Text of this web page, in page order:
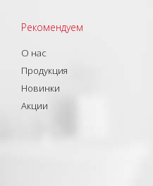
Рекомендуем
О нас
Продукция
Новинки
Акции